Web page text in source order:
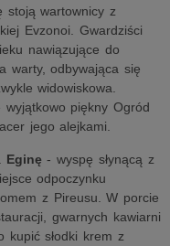
stoją wartownicy z
Evzonoi. Gwardziści
nawiązujące do
warty, odbywająca się
widowiskowa.
piękny Ogród
jego alejkami.
Eginę - wyspę słynącą z
odpoczynku
z Pireusu. W porcie
gwarnych kawiarni
kupić słodki krem z